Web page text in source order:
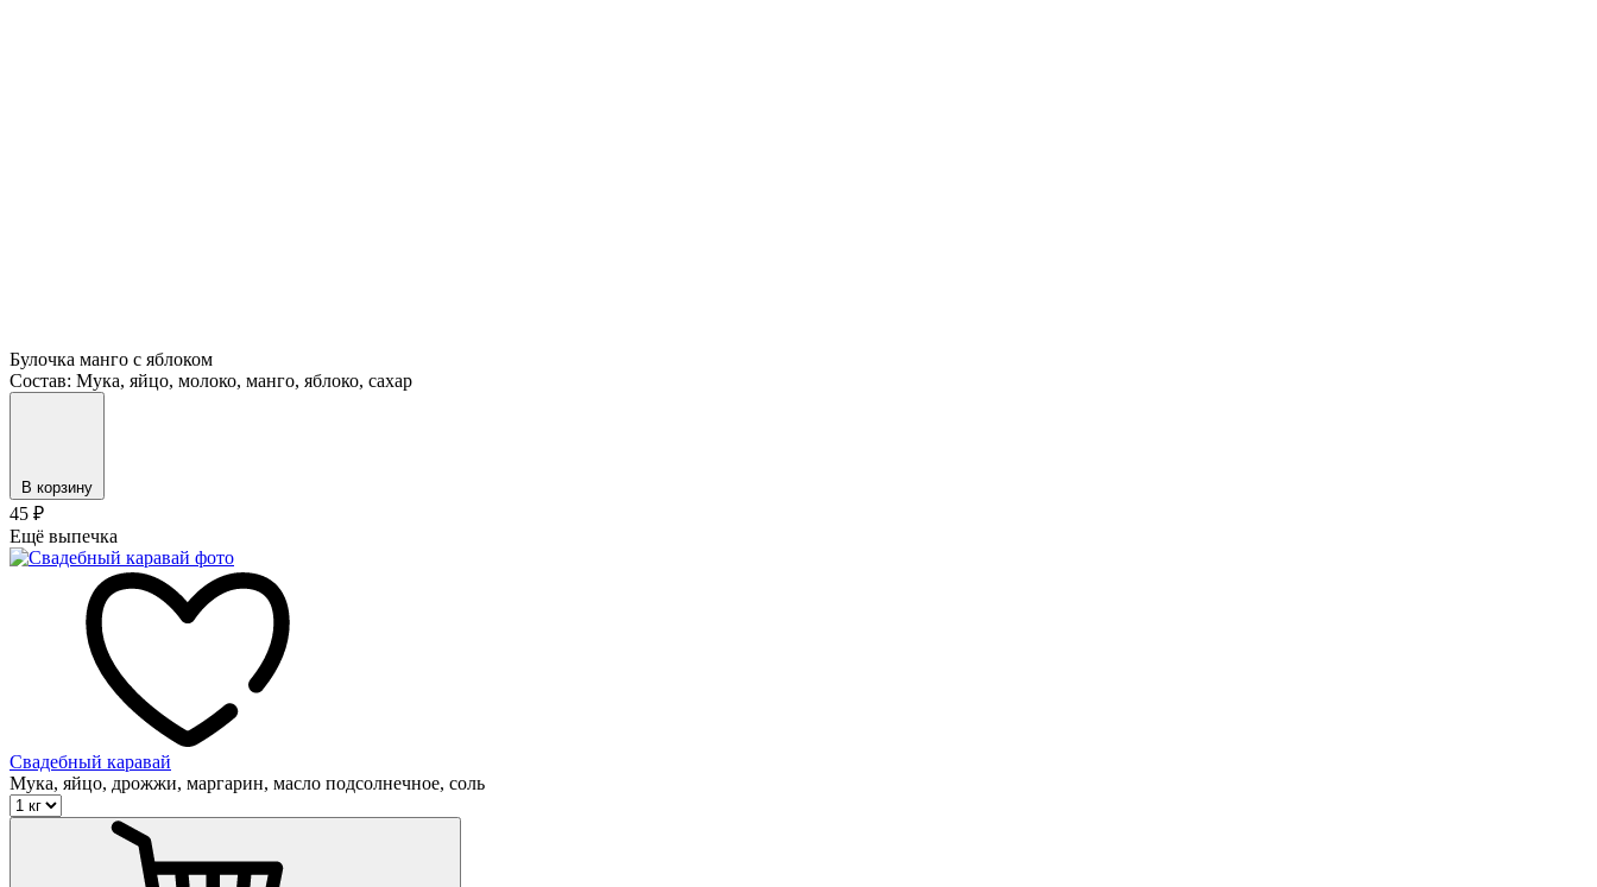
Булочка манго с яблоком
Состав: Мука, яйцо, молоко, манго, яблоко, сахар
В корзину
45 ₽
Ещё выпечка
Свадебный каравай
Мука, яйцо, дрожжи, маргарин, масло подсолнечное, соль